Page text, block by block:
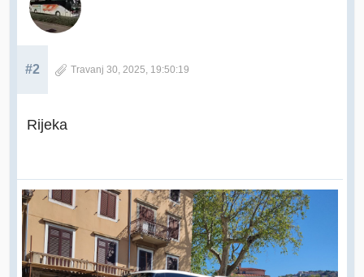
#2 Travanj 30, 2025, 19:50:19
Rijeka